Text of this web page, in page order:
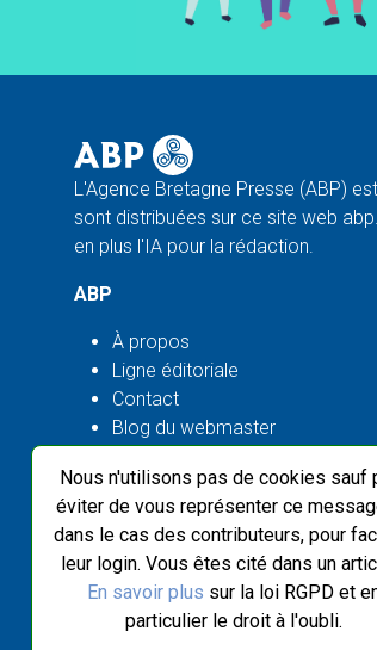
Nous n'utilisons pas de cookies sauf
éviter de vous représenter ce
dans le cas des contributeurs, pour
leur login. Vous êtes cité dans un
En savoir plus sur la loi RGPD et
particulier le droit à l'oubli.
L'Agence Bretagne Presse (ABP)
sont distribuées sur ce site web
en plus l'IA pour la rédaction.
ABP
À propos
Ligne éditoriale
Contact
Blog du webmaster